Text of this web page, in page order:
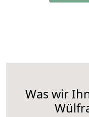
Was wir